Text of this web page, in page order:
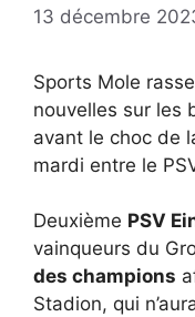
13 décembre
Sports Mole
nouvelles sur les
avant le choc de
mardi entre le
Deuxième PSV
vainqueurs du
des champions
Stadion, qui